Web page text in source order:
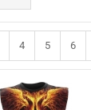
4 5 6